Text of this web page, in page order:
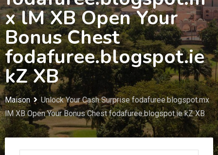
x lM XB Open Your
Bonus Chest
fodafuree.blogspot.ie
kZ XB
Maison
Unlock Your Cash Surprise fodafuree.blogspot.mx
lM XB Open Your Bonus Chest fodafuree.blogspot.ie kZ XB